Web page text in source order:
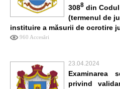
3088 din
(termenul de
instituire a măsurii de ocrotire
960 Accesări
23.04.2024
Examinarea
privind